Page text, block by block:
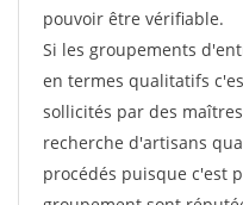
pouvoir être vérifiable.
Si les groupements
en termes qualitatifs
sollicités par des
recherche d'artisans
procédés puisque c'est